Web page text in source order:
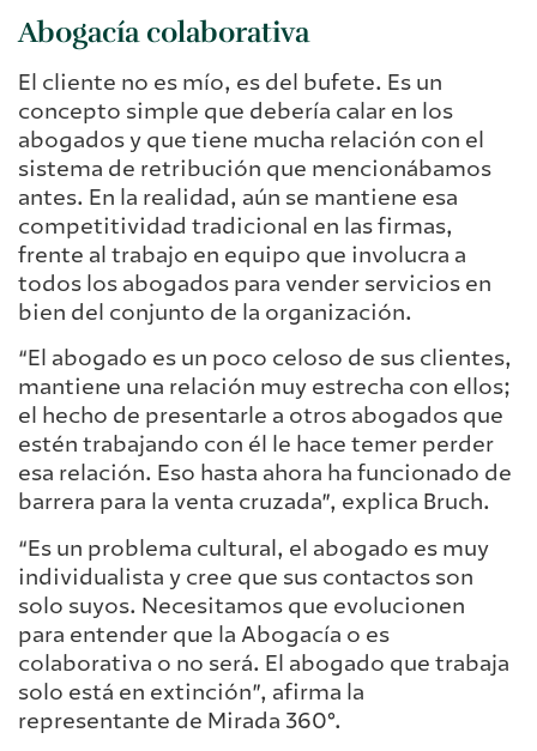
Abogacía colaborativa
El cliente no es mío, es del bufete. Es un
concepto simple que debería calar en los
abogados y que tiene mucha relación con el
sistema de retribución que mencionábamos
antes. En la realidad, aún se mantiene esa
competitividad tradicional en las firmas,
frente al trabajo en equipo que involucra a
todos los abogados para vender servicios en
bien del conjunto de la organización.
“El abogado es un poco celoso de sus clientes,
mantiene una relación muy estrecha con ellos;
el hecho de presentarle a otros abogados que
estén trabajando con él le hace temer perder
esa relación. Eso hasta ahora ha funcionado de
barrera para la venta cruzada”, explica Bruch.
“Es un problema cultural, el abogado es muy
individualista y cree que sus contactos son
solo suyos. Necesitamos que evolucionen
para entender que la Abogacía o es
colaborativa o no será. El abogado que trabaja
solo está en extinción”, afirma la
representante de Mirada 360°.